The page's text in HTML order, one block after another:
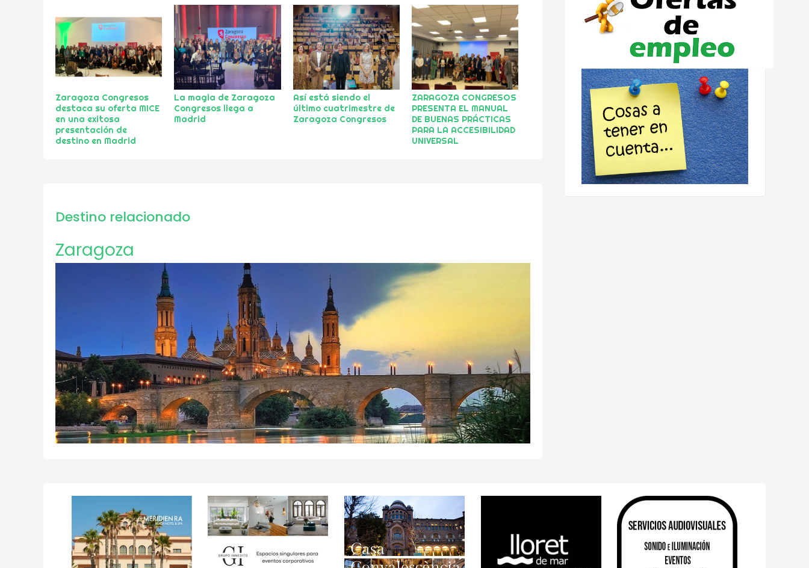
Zaragoza Congresos
destaca su oferta MICE
en una exitosa
presentación de
destino en Madrid
La magia de Zaragoza
Congresos llega a
Madrid
Así está siendo el
último cuatrimestre de
Zaragoza Congresos
ZARAGOZA CONGRESOS
PRESENTA EL MANUAL
DE BUENAS PRÁCTICAS
PARA LA ACCESIBILIDAD
UNIVERSAL
Destino relacionado
Zaragoza